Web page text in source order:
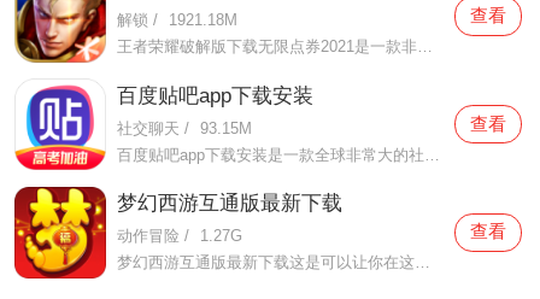
解锁 /
1921.18M
王者荣耀破解版下载无限点券2021是一款非常火热的手机游戏。在这款王者荣耀破解版下载无限点券2021中有着非常好用的辅助工具，在这里面你可以轻轻松松就获得点券的使用，而且还是可以无限使用的哦，完全没有受限制，只要你下载了这款王者荣耀破解版下载无限点券2021之后就可以
查看
百度贴吧app下载安装
社交聊天 / 93.15M
查看
梦幻西游互通版最新下载
动作冒险 /
1.27G
梦幻西游互通版最新下载这是可以让你在这里得到很多不一样的快乐互动内容的手机软件，不只是可以自由的去欣赏到很多不一样的欢乐内容，还有各种精彩的战斗模式可以给你全新的体验，大家在这里还可以自由的和很多的小伙伴们一起开心的进行各种战斗，进行有趣的开黑，感受到
查看